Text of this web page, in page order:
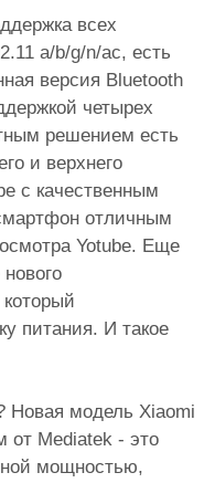
всех
a/b/g/n/ac, есть
версия Bluetooth
четырех
решением есть
и верхнего
с качественным
отличным
Yotube. Еще
который
питания. И такое
Новая модель Xiaomi
от Mediatek - это
мощностью,